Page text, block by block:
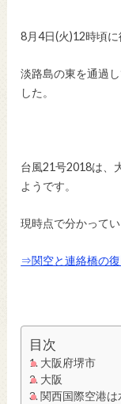
8月4日(火)12時頃
淡路島の東を通過
した。
台風21号2018は、
ようです。
現時点で分かって
⇒関空と連絡橋の
目次
大阪府堺市
大阪
関西国際空港